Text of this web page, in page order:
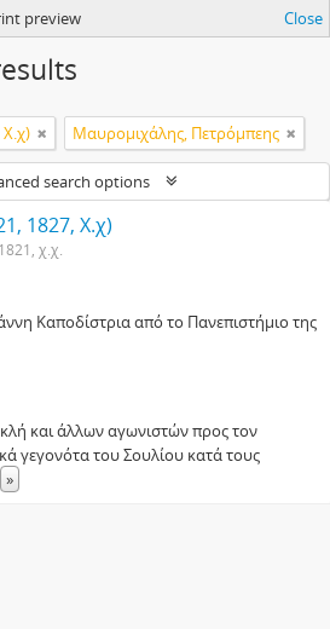
preview Close
Χ.χ) Μαυρομιχάλης, Πετρόμπεης
search options
1827, Χ.χ)
χ.χ.
Καποδίστρια από το Πανεπιστήμιο της
και άλλων αγωνιστών προς τον
γεγονότα του Σουλίου κατά τους
»